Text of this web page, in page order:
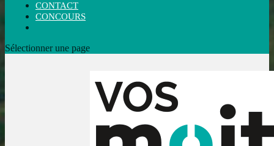
CONTACT
CONCOURS
Sélectionner une page